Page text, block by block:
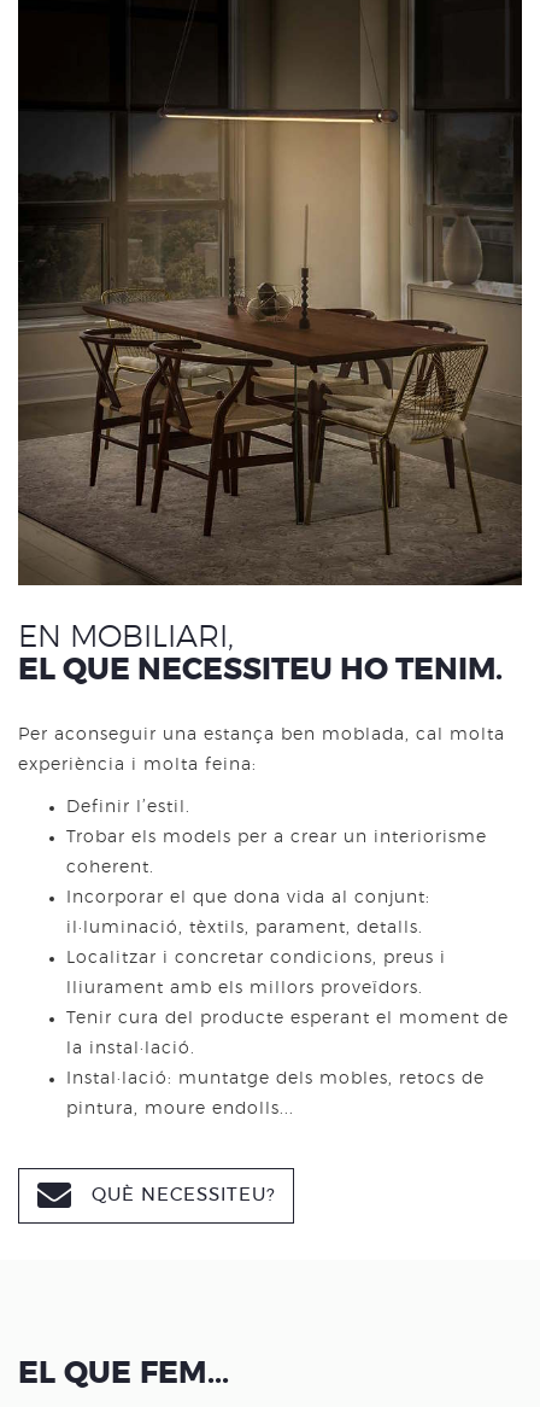
EN MOBILIARI,
EL QUE NECESSITEU HO TENIM.
Per aconseguir una estança ben moblada, cal molta
experiència i molta feina:
Definir l’estil.
Trobar els models per a crear un interiorisme
coherent.
Incorporar el que dona vida al conjunt:
il·luminació, tèxtils, parament, detalls.
Localitzar i concretar condicions, preus i
lliurament amb els millors proveïdors.
Tenir cura del producte esperant el moment de
la instal·lació.
Instal·lació: muntatge dels mobles, retocs de
pintura, moure endolls...
QUÈ NECESSITEU?
EL QUE FEM...